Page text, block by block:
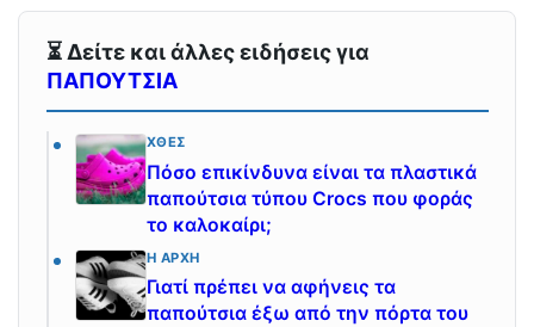
⏳ Δείτε και άλλες ειδήσεις για
ΠΑΠΟΥΤΣΙΑ
ΧΘΕΣ
Πόσο επικίνδυνα είναι τα πλαστικά
παπούτσια τύπου Crocs που φοράς
το καλοκαίρι;
Η ΑΡΧΉ
Γιατί πρέπει να αφήνεις τα
παπούτσια έξω από την πόρτα του